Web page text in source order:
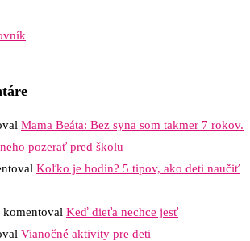
Mama Beáta: Bez syna som takmer 7 rokov.
pozerať pred školu
Koľko je hodín? 5 tipov, ako deti naučiť
komentoval Keď dieťa nechce jesť
Vianočné aktivity pre deti